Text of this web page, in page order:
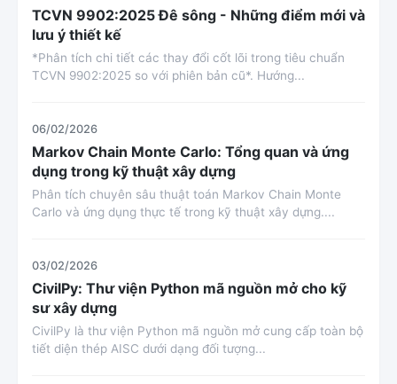
TCVN 9902:2025 Đê sông - Những điểm mới và
lưu ý thiết kế
*Phân tích chi tiết các thay đổi cốt lõi trong tiêu chuẩn
TCVN 9902:2025 so với phiên bản cũ*. Hướng...
06/02/2026
Markov Chain Monte Carlo: Tổng quan và ứng
dụng trong kỹ thuật xây dựng
Phân tích chuyên sâu thuật toán Markov Chain Monte
Carlo và ứng dụng thực tế trong kỹ thuật xây dựng....
03/02/2026
CivilPy: Thư viện Python mã nguồn mở cho kỹ
sư xây dựng
CivilPy là thư viện Python mã nguồn mở cung cấp toàn bộ
tiết diện thép AISC dưới dạng đối tượng...